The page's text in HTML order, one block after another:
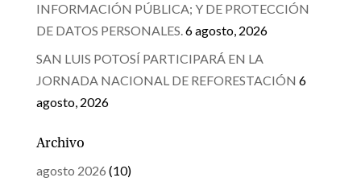
INFORMACIÓN PÚBLICA; Y DE PROTECCIÓN
DE DATOS PERSONALES.6 agosto, 2026
SAN LUIS POTOSÍ PARTICIPARÁ EN LA
JORNADA NACIONAL DE REFORESTACIÓN 6
agosto, 2026
Archivo
agosto 2026 (10)